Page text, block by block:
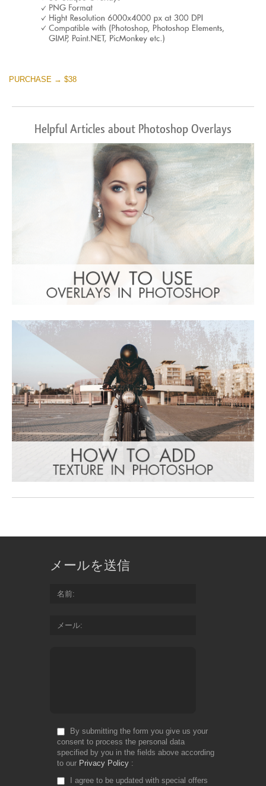
PURCHASE → $38
Helpful Articles about Photoshop Overlays
メールを送信
名前
メール
By submitting the form you give us your
consent to process the personal data
specified by you in the fields above according
to our Privacy Policy
I agree to be updated with special offers